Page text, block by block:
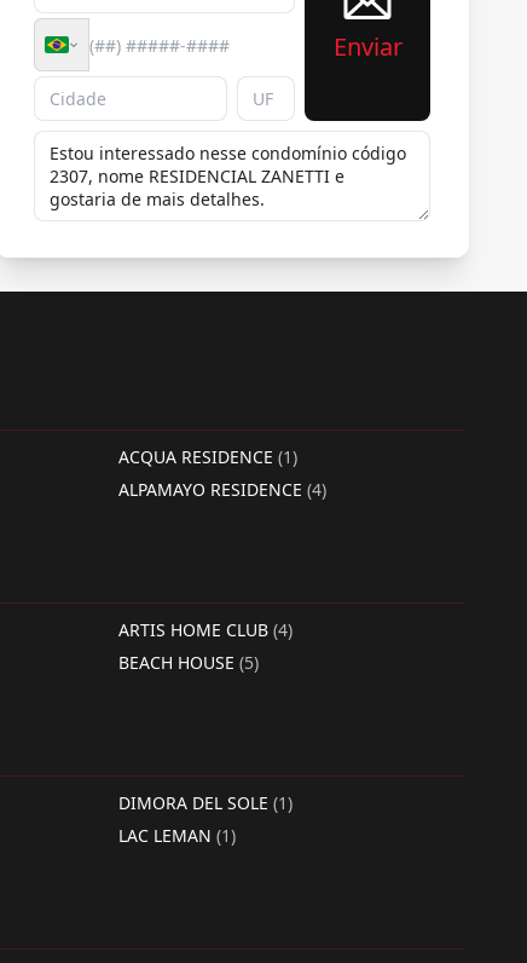
Enviar
ACQUA RESIDENCE (1)
ALPAMAYO RESIDENCE (4)
ARTIS HOME CLUB (4)
BEACH HOUSE (5)
DIMORA DEL SOLE (1)
LAC LEMAN (1)